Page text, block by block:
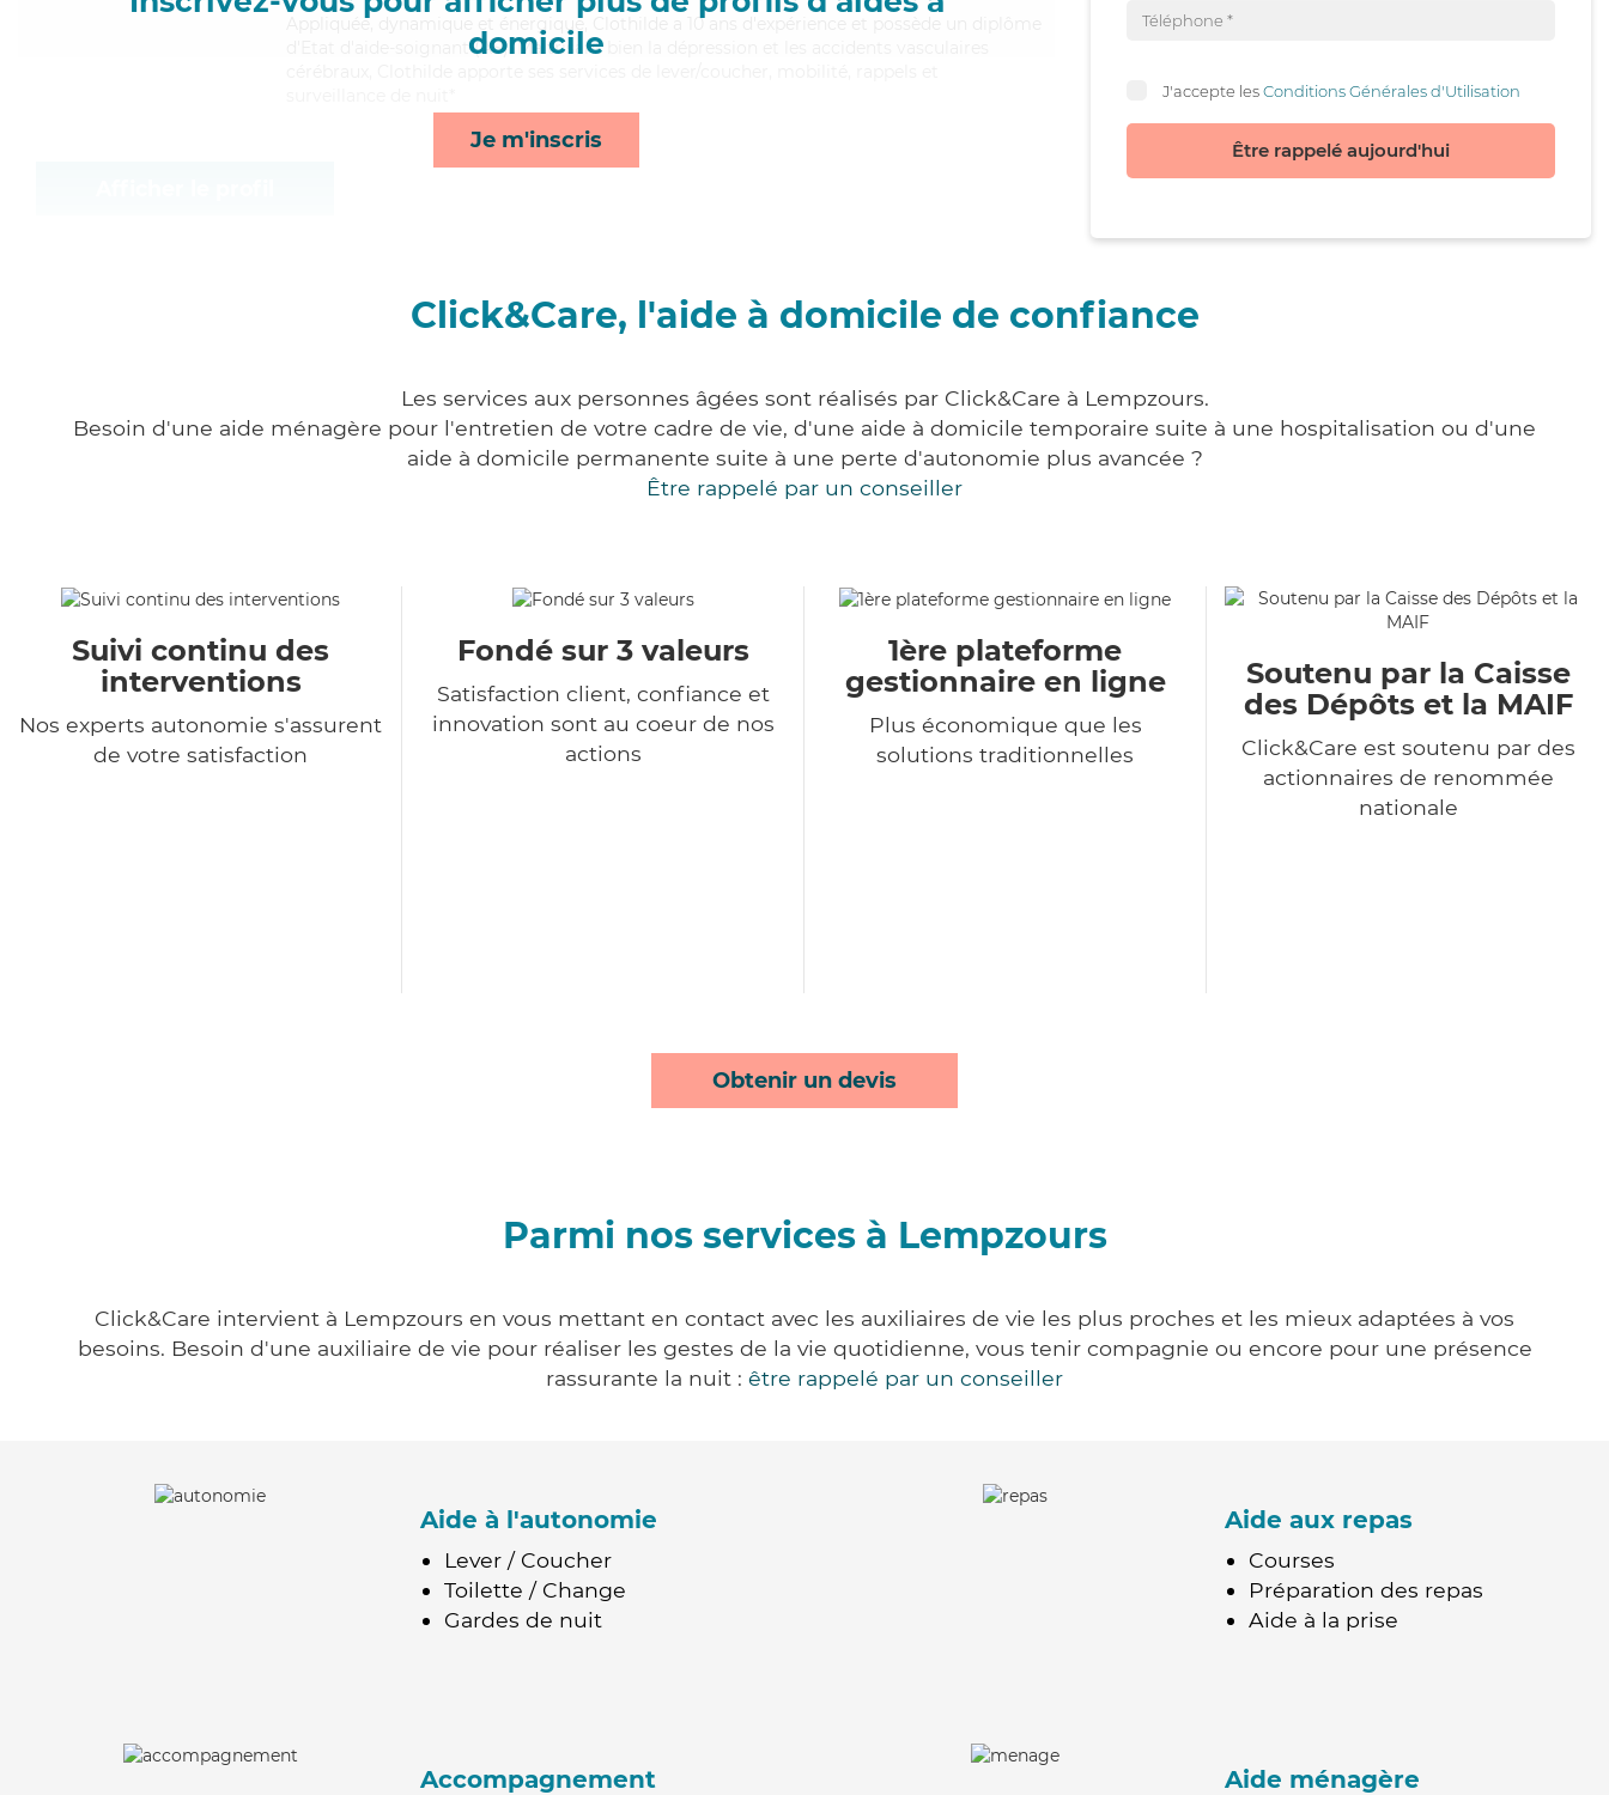
domicile
Je m'inscris
Appliquée , dynamique et énergique, Clothilde a 10 ans d'expérience et possède un diplôme
d'Etat d'aide-soignant (AS). Maitrisant bien la dépression et les accidents vasculaires
J'accepte lesConditions Générales d'Utilisation
Être rappelé aujourd'hui
Click&Care, l'aide à domicile de confiance
Les services aux personnes âgées sont réalisés par Click&Care à Lempzours.
Besoin d'une aide ménagère pour l'entretien de votre cadre de vie, d'une aide à domicile temporaire suite à une hospitalisation ou d'une
aide à domicile permanente suite à une perte d'autonomie plus avancée ?
Être rappelé par un conseiller
Suivi continu des
interventions
Nos experts autonomie s'assurent
de votre satisfaction
Fondé sur 3 valeurs
Satisfaction client, confiance et
innovation sont au coeur de nos
actions
1ère plateforme
gestionnaire en ligne
Plus économique que les
solutions traditionnelles
Soutenu par la Caisse
des Dépôts et la MAIF
Click&Care est soutenu par des
actionnaires de renommée
nationale
Obtenir un devis
Parmi nos services à Lempzours
Click&Care intervient à Lempzours en vous mettant en contact avec les auxiliaires de vie les plus proches et les mieux adaptées à vos
besoins. Besoin d'une auxiliaire de vie pour réaliser les gestes de la vie quotidienne, vous tenir compagnie ou encore pour une présence
rassurante la nuit : être rappelé par un conseiller
Aide à l'autonomie
Lever / Coucher
Toilette / Change
Gardes de nuit
Aide aux repas
Courses
Préparation des repas
Aide à la prise
Accompagnement Aide ménagère